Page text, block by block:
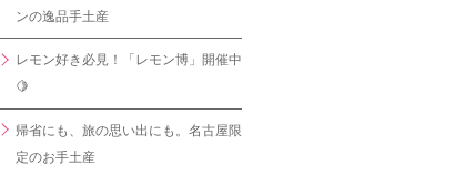
ンの逸品手土産
レモン好き必見！「レモン博」開催中
🍋
帰省にも、旅の思い出にも。名古屋限
定のお手土産